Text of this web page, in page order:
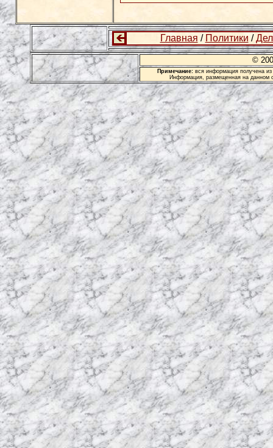
Главная / Политики /
©
Примечание: вся информация получена из
Информация, размещенная на данном